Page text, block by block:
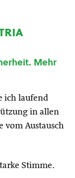
Mehr
ich laufend
in allen
vom Austausch
Stimme.